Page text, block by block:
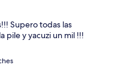
Supero todas las
pile y yacuzi un mil !!!